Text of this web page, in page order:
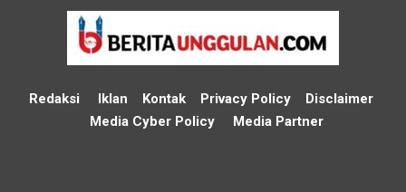
Redaksi Iklan Kontak Privacy Policy
Disclaimer
Media Cyber Policy
Media Partner